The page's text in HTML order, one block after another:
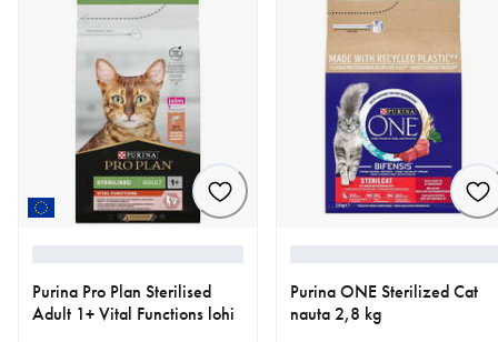
Purina Pro Plan Sterilised
Adult 1+ Vital Functions lohi
Purina ONE Sterilized Cat
nauta 2,8 kg